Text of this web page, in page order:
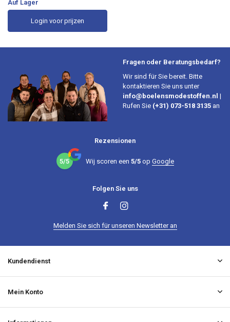
Auf Lager
Login voor prijzen
Fragen oder Beratungsbedarf?
Wir sind für Sie bereit. Bitte
kontaktieren Sie uns unter
info@boelensmodestoffen.nl |
Rufen Sie (+31) 073-518 3135 an
Rezensionen
5/5 Wij scoren een 5/5op Google
Folgen Sie uns
Melden Sie sich für unseren Newsletter an
Kundendienst
Mein Konto